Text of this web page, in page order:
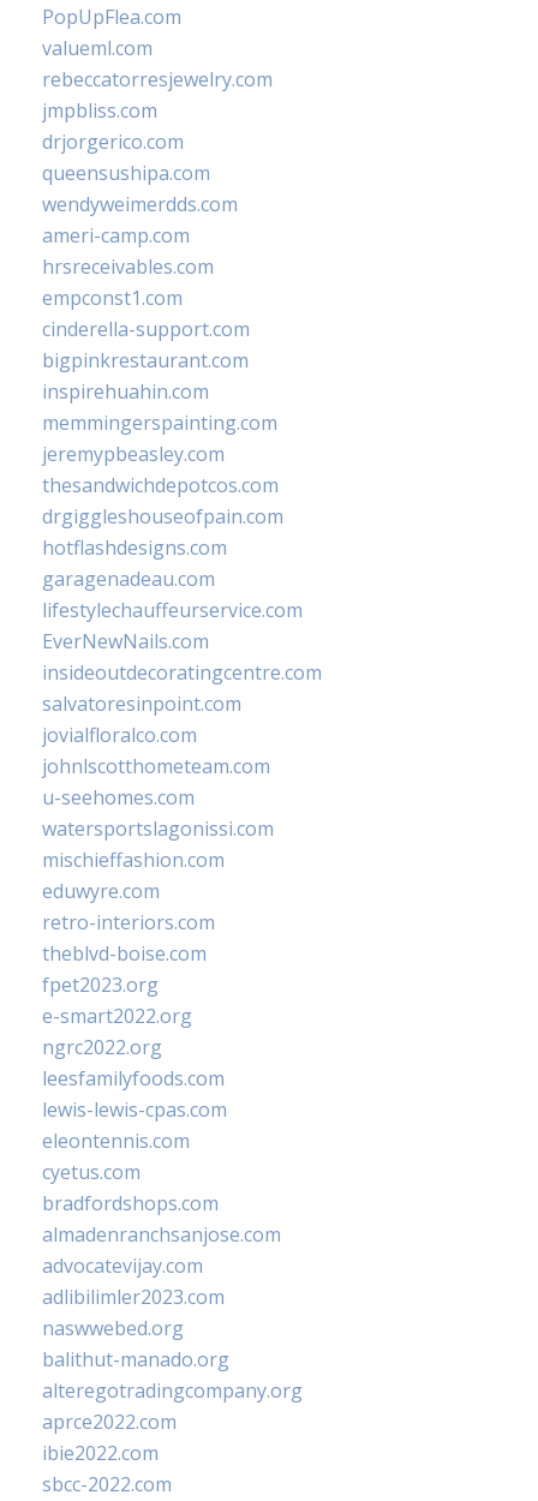
PopUpFlea.com
valueml.com
rebeccatorresjewelry.com
jmpbliss.com
drjorgerico.com
queensushipa.com
wendyweimerdds.com
ameri-camp.com
hrsreceivables.com
empconst1.com
cinderella-support.com
bigpinkrestaurant.com
inspirehuahin.com
memmingerspainting.com
jeremypbeasley.com
thesandwichdepotcos.com
drgiggleshouseofpain.com
hotflashdesigns.com
garagenadeau.com
lifestylechauffeurservice.com
EverNewNails.com
insideoutdecoratingcentre.com
salvatoresinpoint.com
jovialfloralco.com
johnlscotthometeam.com
u-seehomes.com
watersportslagonissi.com
mischieffashion.com
eduwyre.com
retro-interiors.com
theblvd-boise.com
fpet2023.org
e-smart2022.org
ngrc2022.org
leesfamilyfoods.com
lewis-lewis-cpas.com
eleontennis.com
cyetus.com
bradfordshops.com
almadenranchsanjose.com
advocatevijay.com
adlibilimler2023.com
naswwebed.org
balithut-manado.org
alteregotradingcompany.org
aprce2022.com
ibie2022.com
sbcc-2022.com